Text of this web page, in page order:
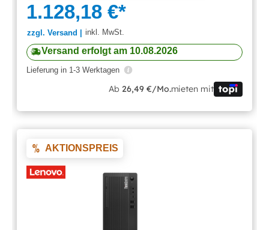
1.128,18 €*
zzgl. Versand | inkl. MwSt.
Versand erfolgt am 10.08.2026
Lieferung in 1-3 Werktagen
Ab 26,49 €/Mo.mieten mit
AKTIONSPREIS